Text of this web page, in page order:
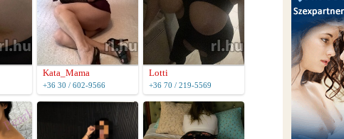
Kata_Mama
+36 30 / 602-9566
Lotti
+36 70 / 219-5569